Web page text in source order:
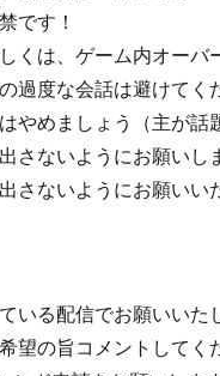
です！
くは、ゲーム内オーバ
過度な会話は避けてく
やめましょう（主が話
さないようにお願いし
さないようにお願い
いる配信でお願いいた
望の旨コメントしてく